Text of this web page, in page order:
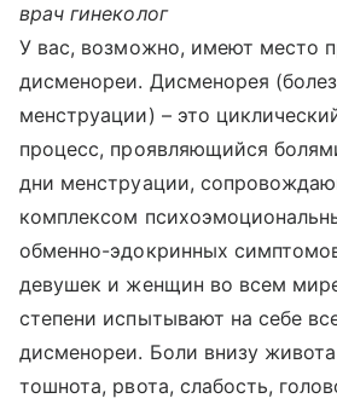
врач гинеколог
У вас, возможно, имеют место
дисменореи. Дисменорея
менструации) – это
процесс, проявляющийся
дни менструации,
комплексом
обменно-эдокринных
девушек и женщин во всем
степени испытывают на себе
дисменореи. Боли внизу
тошнота, рвота, слабость,